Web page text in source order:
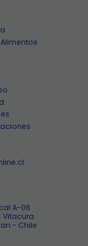
A-06
Vitacura
- Chile